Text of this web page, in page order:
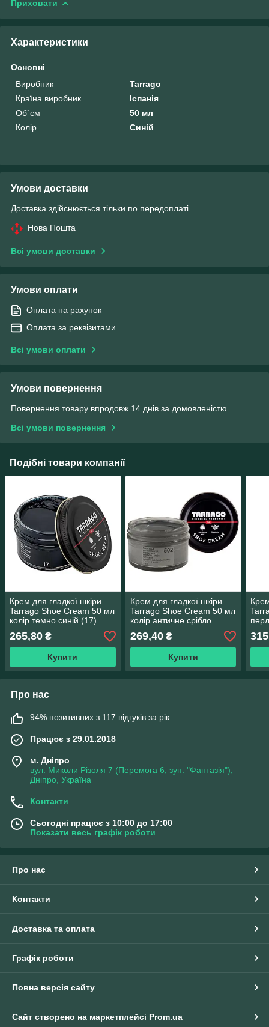
Приховати
Характеристики
Основні
Виробник
Tarrago
Країна виробник
Іспанія
Об`єм
50 мл
Колір
Синій
Умови доставки
Доставка здійснюється тільки по передоплаті.
Нова Пошта
Всі умови доставки
Умови оплати
Оплата на рахунок
Оплата за реквізитами
Всі умови оплати
Умови повернення
Повернення товару впродовж 14 днів за домовленістю
Всі умови повернення
Подібні товари компанії
Крем для гладкої шкіри
Tarrago Shoe Cream 50 мл
колір темно синій (17)
265,80 ₴
Купити
Крем для гладкої шкіри
Tarrago Shoe Cream 50 мл
колір античне срібло
металік (502)
269,40₴
Купити
315
Про нас
94% позитивних з 117 відгуків за рік
Працює з 29.01.2018
м. Дніпро
вул. Миколи Різоля 7 (Перемога 6, зуп. "Фантазія"),
Дніпро, Україна
Контакти
Сьогодні працює з 10:00 до 17:00
Показати весь графік роботи
Про нас
Контакти
Доставка та оплата
Графік роботи
Повна версія сайту
Сайт створено на маркетплейсі Prom.ua